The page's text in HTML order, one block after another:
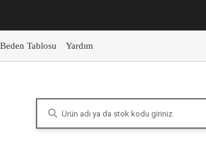
Beden Tablosu Yardım